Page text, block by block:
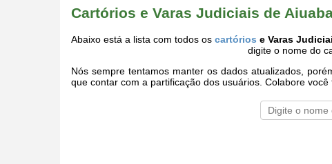
Cartórios e Varas Judiciais de
Abaixo está a lista com todos oscartórios e Varas
digite o nome do
Nós sempre tentamos manter os dados atualizados,
que contar com a partificação dos usuários. Colabore você